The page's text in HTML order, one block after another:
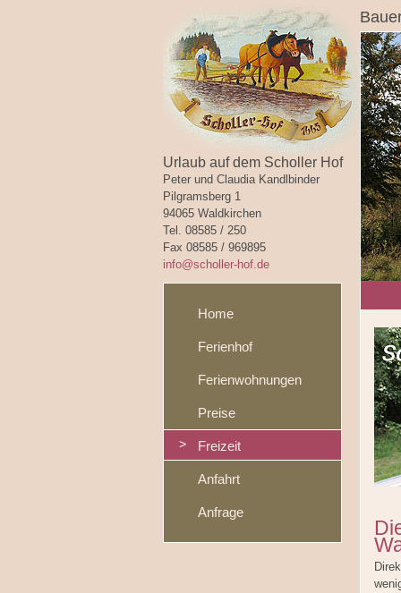
Urlaub auf dem Scholler Hof
Peter und Claudia Kandlbinder
Pilgramsberg 1
94065 Waldkirchen
Tel. 08585 / 250
Fax 08585 / 969895
info@scholler-hof.de
Home
Ferienhof
Ferienwohnungen
Preise
Freizeit
Anfahrt
Anfrage